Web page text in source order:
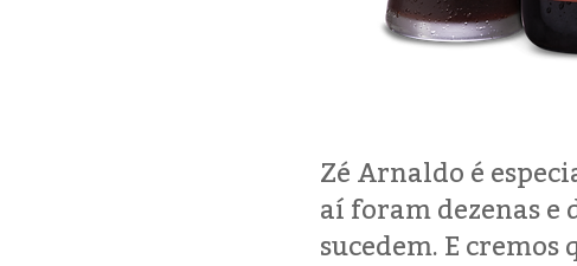
Zé Arnaldo é
aí foram dezenas e
sucedem. E